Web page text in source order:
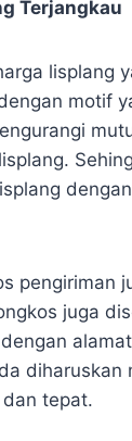
Terjangkau
lisplang
motif
pengiriman
juga
diharuskan
tepat.